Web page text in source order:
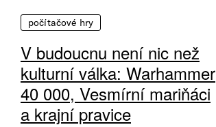
počítačové hry
V budoucnu není nic než
kulturní válka: Warhammer
40 000, Vesmírní mariňáci
a krajní pravice